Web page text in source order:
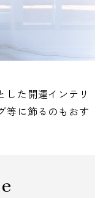
した開運インテリ
等に飾るのもおす